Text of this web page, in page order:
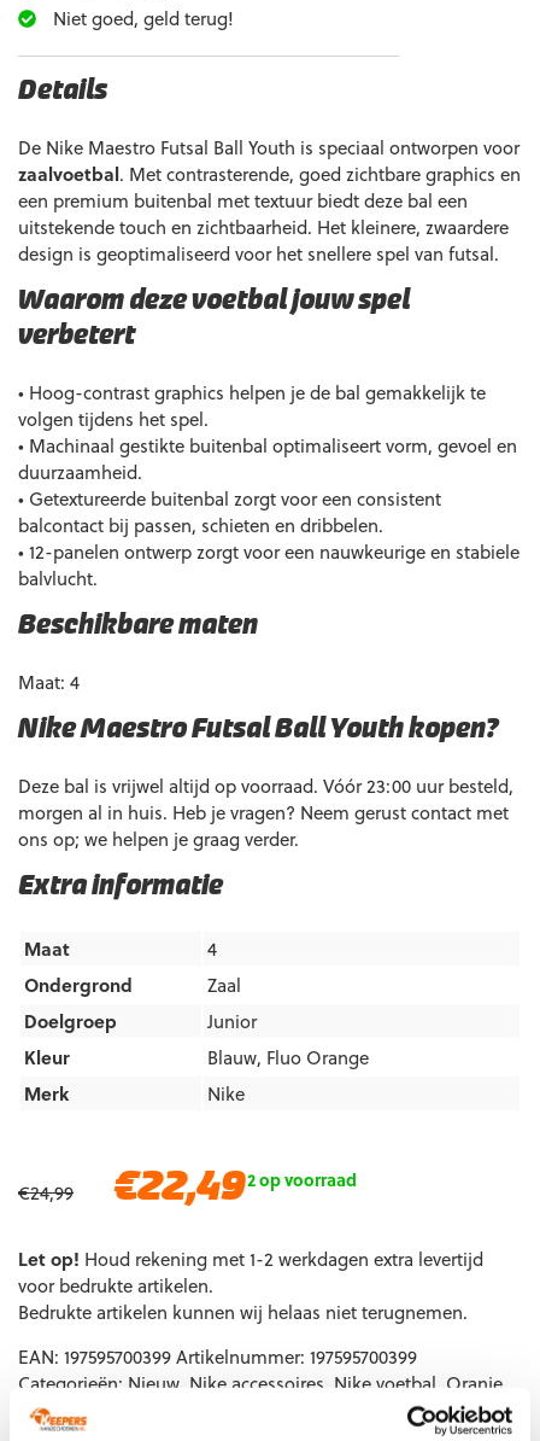
€24,99
Oorspronkelijke
€24,99.
€22,49Huidige
€22,49.
2 op voorraad
Let op! Houd rekening met 1-2 werkdagen extra levertijd
voor bedrukte artikelen.
Bedrukte artikelen kunnen wij helaas niet terugnemen.
EAN: 197595700399Artikelnummer: 197595700399
Categorieën: Nieuw Nike accessoires Nike voetbal Oranje
voetbal,
Niet goed, geld terug!
Extra informatie
Maat
4
Ondergrond
Zaal
Doelgroep
Junior
Kleur
Blauw, Fluo Orange
Merk
Nike
Details
De Nike Maestro Futsal Ball Youth is speciaal ontworpen voor
zaalvoetbal. Met contrasterende, goed zichtbare graphics en
een premium buitenbal met textuur biedt deze bal een
uitstekende touch en zichtbaarheid. Het kleinere, zwaardere
design is geoptimaliseerd voor het snellere spel van futsal.
Waarom deze voetbal jouw spel
verbetert
• Hoog-contrast graphics helpen je de bal gemakkelijk te
volgen tijdens het spel.
• Machinaal gestikte buitenbal optimaliseert vorm, gevoel en
duurzaamheid.
• Getextureerde buitenbal zorgt voor een consistent
balcontact bij passen, schieten en dribbelen.
• 12-panelen ontwerp zorgt voor een nauwkeurige en stabiele
balvlucht.
Beschikbare maten
Maat: 4
Nike Maestro Futsal Ball Youth kopen?
Deze bal is vrijwel altijd op voorraad. Vóór 23:00 uur besteld,
morgen al in huis. Heb je vragen? Neem gerust contact met
ons op; we helpen je graag verder.